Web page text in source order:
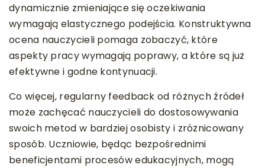
dynamicznie zmieniające się oczekiwania
wymagają elastycznego podejścia. Konstruktywna
ocena nauczycieli pomaga zobaczyć, które
aspekty pracy wymagają poprawy, a które są już
efektywne i godne kontynuacji.
Co więcej, regularny feedback od różnych źródeł
może zachęcać nauczycieli do dostosowywania
swoich metod w bardziej osobisty i zróżnicowany
sposób. Uczniowie, będąc bezpośrednimi
beneficjentami procesów edukacyjnych, mogą